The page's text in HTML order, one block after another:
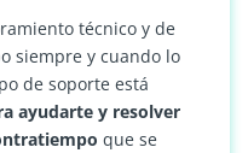
técnico y de
siempre y cuando lo
de soporte está
ayudarte y resolver
que se